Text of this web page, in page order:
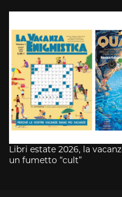
Libri estate 2026, la
un fumetto “cult”